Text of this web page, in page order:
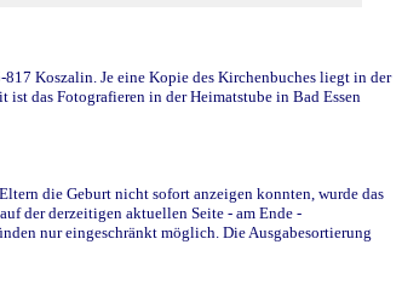
Koszalin. Je eine Kopie des Kirchenbuches liegt in der
das Fotografieren in der Heimatstube in Bad Essen
die Geburt nicht sofort anzeigen konnten, wurde das
der derzeitigen aktuellen Seite - am Ende -
nur eingeschränkt möglich. Die Ausgabesortierung